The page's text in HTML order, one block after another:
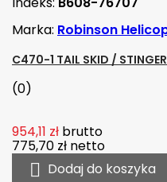
Marka: Robinson
C470-1 TAIL SKID /
(0)
954,11 zł brutto
775,70 zł netto
 Dodaj do koszyka